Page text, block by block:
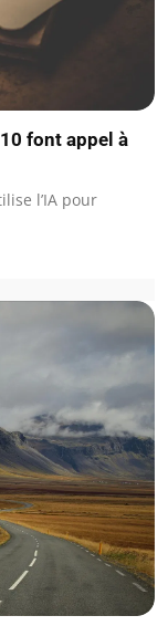
font appel à
l’IA pour